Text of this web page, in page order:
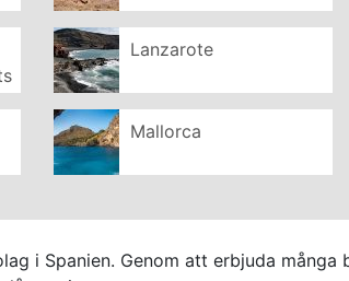
Lanzarote
Mallorca
i Spanien. Genom att erbjuda